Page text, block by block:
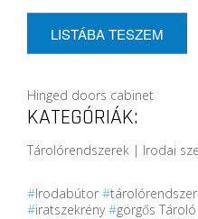
LISTÁBA TESZEM
Hinged doors cabinet
KATEGÓRIÁK:
Tárolórendszerek | Irodai
#Irodabútor #
#iratszekrény#görgős Tároló